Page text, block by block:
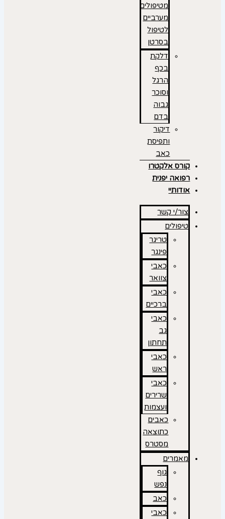
מטיפולים
מערביים
לטיפול
בסרטן
דלקת
בכף
הרגל
וסוכר
גבוה
בדם
דיקור
ותפיסת
כאב
קורס אלקטרו
רפואה יפנית
אודותיי
צור/י קשר
טיפולים
טריגר
פינגר
כאבי
צוואר
כאבי
ברכיים
כאבי
גב
תחתון
כאבי
ראש
כאבי
שרירים
ועצמות
כאבים
כתוצאה
מסטרס
מאמרים
גוף
נפש
כאב
כאבי